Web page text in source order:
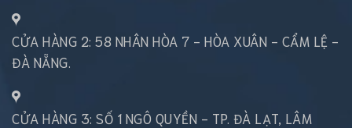
CỬA HÀNG 2: 58 NHÂN HÒA 7 - HÒA XUÂN - CẨM LỆ -
ĐÀ NẴNG.
CỬA HÀNG 3: SỐ 1 NGÔ QUYỀN - TP. ĐÀ LẠT, LÂM